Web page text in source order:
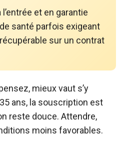
l’entrée et en garantie
santé parfois exigeant
récupérable sur un contrat
mieux vaut s’y
ans, la souscription est
reste douce. Attendre,
moins favorables.